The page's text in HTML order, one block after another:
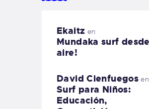
Ekaitz en
Mundaka surf
aire!
David Cienfuegos en
Surf para Niños:
Educación,